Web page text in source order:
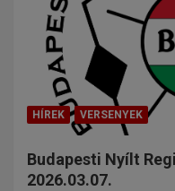
HÍREK VERSENYEK
Budapesti Nyílt
2026.03.07.